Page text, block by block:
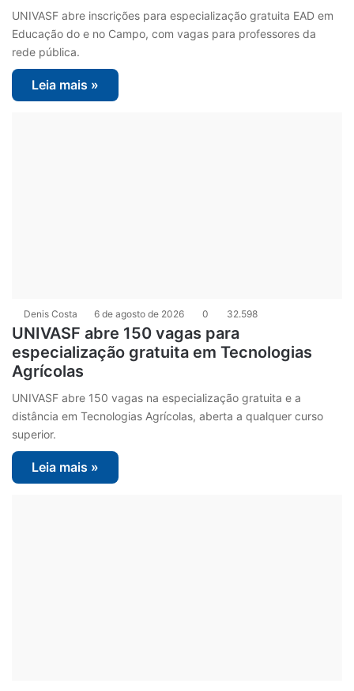
UNIVASF abre inscrições para especialização gratuita EAD em
Educação do e no Campo, com vagas para professores da
rede pública.
Leia mais »
Denis Costa 6 de agosto de 2026 0 32.598
UNIVASF abre 150 vagas para
especialização gratuita em Tecnologias
Agrícolas
UNIVASF abre 150 vagas na especialização gratuita e a
distância em Tecnologias Agrícolas, aberta a qualquer curso
superior.
Leia mais »